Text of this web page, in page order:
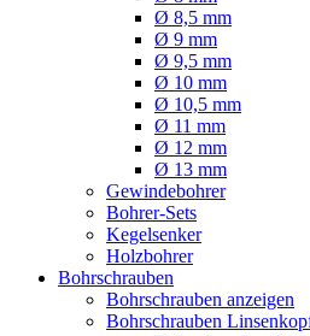
Ø 8,5 mm
Ø 9 mm
Ø 9,5 mm
Ø 10 mm
Ø 10,5 mm
Ø 11 mm
Ø 12 mm
Ø 13 mm
Gewindebohrer
Bohrer-Sets
Kegelsenker
Holzbohrer
Bohrschrauben
Bohrschrauben anzeigen
Bohrschrauben